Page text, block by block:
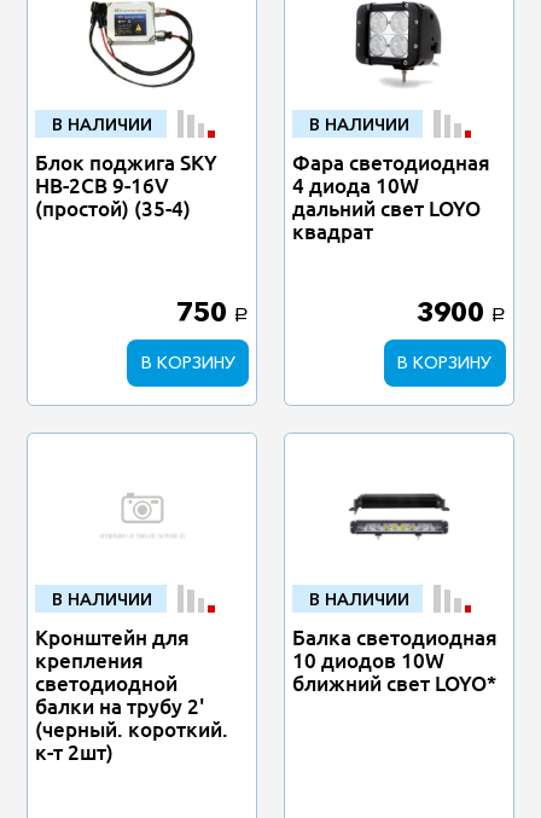
В НАЛИЧИИ
Блок поджига SKY
HB-2CB 9-16V
(простой) (35-4)
750 a
В КОРЗИНУ
В НАЛИЧИИ
Фара светодиодная
4 диода 10W
дальний свет LOYO
квадрат
3900 a
В КОРЗИНУ
В НАЛИЧИИ
Кронштейн для
крепления
светодиодной
балки на трубу 2'
(черный. короткий.
к-т 2шт)
В НАЛИЧИИ
Балка светодиодная
10 диодов 10W
ближний свет LOYO*